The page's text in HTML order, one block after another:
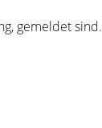
gemeldet sind.